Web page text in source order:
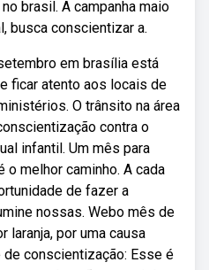
brasil. A campanha maio
busca conscientizar a.
em brasília está
ficar atento aos locais de
O trânsito na área
contra o
infantil. Um mês para
o melhor caminho. A cada
de fazer a
nossas. Webo mês de
laranja, por uma causa
conscientização: Esse é